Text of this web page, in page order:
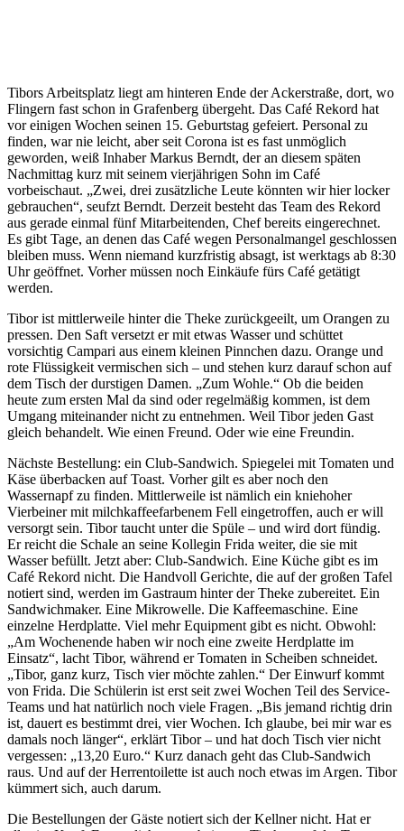
Tibors Arbeitsplatz liegt am hinteren Ende der Ackerstraße, dort, wo
Flingern fast schon in Grafenberg übergeht. Das Café Rekord hat
vor einigen Wochen seinen 15. Geburtstag gefeiert. Personal zu
finden, war nie leicht, aber seit Corona ist es fast unmöglich
geworden, weiß Inhaber Markus Berndt, der an diesem späten
Nachmittag kurz mit seinem vierjährigen Sohn im Café
vorbeischaut. „Zwei, drei zusätzliche Leute könnten wir hier locker
gebrauchen“, seufzt Berndt. Derzeit besteht das Team des Rekord
aus gerade einmal fünf Mitarbeitenden, Chef bereits eingerechnet.
Es gibt Tage, an denen das Café wegen Personalmangel geschlossen
bleiben muss. Wenn niemand kurzfristig absagt, ist werktags ab 8:30
Uhr geöffnet. Vorher müssen noch Einkäufe fürs Café getätigt
werden.
Tibor ist mittlerweile hinter die Theke zurückgeeilt, um Orangen zu
pressen. Den Saft versetzt er mit etwas Wasser und schüttet
vorsichtig Campari aus einem kleinen Pinnchen dazu. Orange und
rote Flüssigkeit vermischen sich – und stehen kurz darauf schon auf
dem Tisch der durstigen Damen. „Zum Wohle.“ Ob die beiden
heute zum ersten Mal da sind oder regelmäßig kommen, ist dem
Umgang miteinander nicht zu entnehmen. Weil Tibor jeden Gast
gleich behandelt. Wie einen Freund. Oder wie eine Freundin.
Nächste Bestellung: ein Club-Sandwich. Spiegelei mit Tomaten und
Käse überbacken auf Toast. Vorher gilt es aber noch den
Wassernapf zu finden. Mittlerweile ist nämlich ein kniehoher
Vierbeiner mit milchkaffeefarbenem Fell eingetroffen, auch er will
versorgt sein. Tibor taucht unter die Spüle – und wird dort fündig.
Er reicht die Schale an seine Kollegin Frida weiter, die sie mit
Wasser befüllt. Jetzt aber: Club-Sandwich. Eine Küche gibt es im
Café Rekord nicht. Die Handvoll Gerichte, die auf der großen Tafel
notiert sind, werden im Gastraum hinter der Theke zubereitet. Ein
Sandwichmaker. Eine Mikrowelle. Die Kaffeemaschine. Eine
einzelne Herdplatte. Viel mehr Equipment gibt es nicht. Obwohl:
„Am Wochenende haben wir noch eine zweite Herdplatte im
Einsatz“, lacht Tibor, während er Tomaten in Scheiben schneidet.
„Tibor, ganz kurz, Tisch vier möchte zahlen.“ Der Einwurf kommt
von Frida. Die Schülerin ist erst seit zwei Wochen Teil des Service-
Teams und hat natürlich noch viele Fragen. „Bis jemand richtig drin
ist, dauert es bestimmt drei, vier Wochen. Ich glaube, bei mir war es
damals noch länger“, erklärt Tibor – und hat doch Tisch vier nicht
vergessen: „13,20 Euro.“ Kurz danach geht das Club-Sandwich
raus. Und auf der Herrentoilette ist auch noch etwas im Argen. Tibor
kümmert sich, auch darum.
Die Bestellungen der Gäste notiert sich der Kellner nicht. Hat er